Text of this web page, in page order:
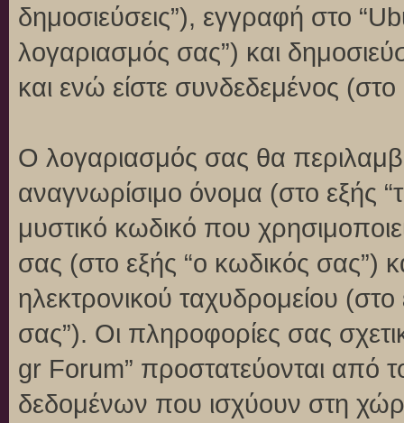
δημοσιεύσεις”), εγγραφή στο
λογαριασμός σας”) και
και ενώ είστε συνδεδεμένος (στο
Ο λογαριασμός σας θα
αναγνωρίσιμο όνομα (στο εξής
μυστικό κωδικό που
σας (στο εξής “ο κωδικός σας”)
ηλεκτρονικού ταχυδρομείου
σας”). Οι πληροφορίες σας
gr Forum” προστατεύονται από
δεδομένων που ισχύουν στη